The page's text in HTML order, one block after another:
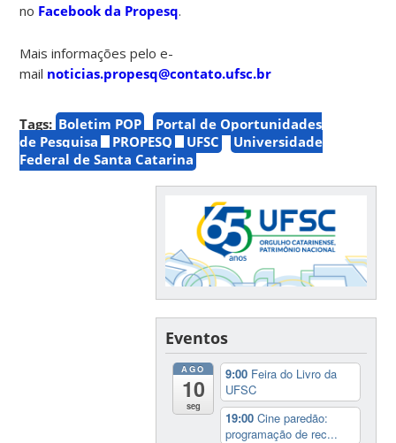
no Facebook da Propesq.
Mais informações pelo e-
mail noticias.propesq@contato.ufsc.br
Tags: Boletim POP
Portal de Oportunidades
de Pesquisa
PROPESQ UFSC
Universidade
Federal de Santa Catarina
Eventos
AGO
10
seg
9:00 Feira do Livro da
UFSC
19:00Cine paredão:
programação de rec...